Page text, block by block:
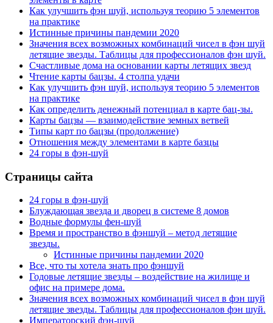
Как улучшить фэн шуй, используя теорию 5 элементов
на практике
Истинные причины пандемии 2020
Значения всех возможных комбинаций чисел в фэн шуй
летящие звезды. Таблицы для профессионалов фэн шуй.
Счастливые дома на основании карты летящих звезд
Чтение карты бацзы. 4 столпа удачи
Как улучшить фэн шуй, используя теорию 5 элементов
на практике
Как определить денежный потенциал в карте бац-зы.
Карты бацзы — взаимодействие земных ветвей
Типы карт по бацзы (продолжение)
Отношения между элементами в карте базцы
24 горы в фэн-шуй
Страницы сайта
24 горы в фэн-шуй
Блуждающая звезда и дворец в системе 8 домов
Водные формулы фен-шуй
Время и пространство в фэншуй – метод летящие
звезды.
Истинные причины пандемии 2020
Все, что ты хотела знать про фэншуй
Годовые летящие звезды – воздействие на жилище и
офис на примере дома.
Значения всех возможных комбинаций чисел в фэн шуй
летящие звезды. Таблицы для профессионалов фэн шуй.
Императорский фэн-шуй